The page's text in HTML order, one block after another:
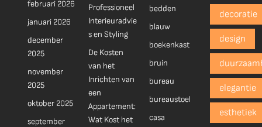
februari 2026
januari 2026
december
2025
november
2025
oktober 2025
september
Professioneel
Interieuradvie
s en Styling
De Kosten
van het
Inrichten van
een
Appartement:
Wat Kost het
bedden
blauw
boekenkast
bruin
bureau
bureaustoel
casa
decoratie
design
elegantie
esthetiek